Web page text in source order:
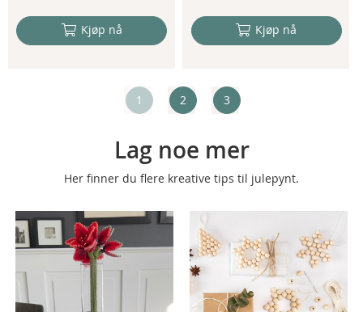
Kjøp nå Kjøp nå
1 2 3
Lag noe mer
Her finner du flere kreative tips til julepynt.